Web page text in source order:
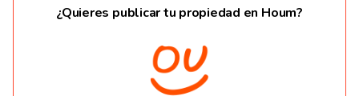
¿Quieres publicar tu propiedad en Houm?